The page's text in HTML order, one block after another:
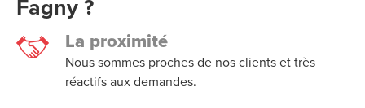
Fagny ?
La proximité
Nous sommes proches de nos clients et très
réactifs aux demandes.